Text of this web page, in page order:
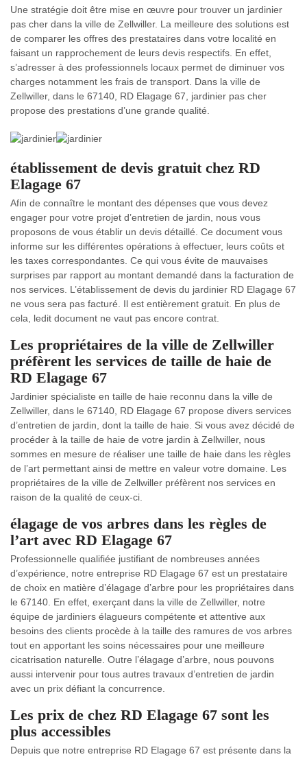
Une stratégie doit être mise en œuvre pour trouver un jardinier
pas cher dans la ville de Zellwiller. La meilleure des solutions est
de comparer les offres des prestataires dans votre localité en
faisant un rapprochement de leurs devis respectifs. En effet,
s’adresser à des professionnels locaux permet de diminuer vos
charges notamment les frais de transport. Dans la ville de
Zellwiller, dans le 67140, RD Elagage 67, jardinier pas cher
propose des prestations d’une grande qualité.
établissement de devis gratuit chez RD
Elagage 67
Afin de connaître le montant des dépenses que vous devez
engager pour votre projet d’entretien de jardin, nous vous
proposons de vous établir un devis détaillé. Ce document vous
informe sur les différentes opérations à effectuer, leurs coûts et
les taxes correspondantes. Ce qui vous évite de mauvaises
surprises par rapport au montant demandé dans la facturation de
nos services. L’établissement de devis du jardinier RD Elagage 67
ne vous sera pas facturé. Il est entièrement gratuit. En plus de
cela, ledit document ne vaut pas encore contrat.
Les propriétaires de la ville de Zellwiller
préfèrent les services de taille de haie de
RD Elagage 67
Jardinier spécialiste en taille de haie reconnu dans la ville de
Zellwiller, dans le 67140, RD Elagage 67 propose divers services
d’entretien de jardin, dont la taille de haie. Si vous avez décidé de
procéder à la taille de haie de votre jardin à Zellwiller, nous
sommes en mesure de réaliser une taille de haie dans les règles
de l’art permettant ainsi de mettre en valeur votre domaine. Les
propriétaires de la ville de Zellwiller préfèrent nos services en
raison de la qualité de ceux-ci.
élagage de vos arbres dans les règles de
l’art avec RD Elagage 67
Professionnelle qualifiée justifiant de nombreuses années
d’expérience, notre entreprise RD Elagage 67 est un prestataire
de choix en matière d’élagage d’arbre pour les propriétaires dans
le 67140. En effet, exerçant dans la ville de Zellwiller, notre
équipe de jardiniers élagueurs compétente et attentive aux
besoins des clients procède à la taille des ramures de vos arbres
tout en apportant les soins nécessaires pour une meilleure
cicatrisation naturelle. Outre l’élagage d’arbre, nous pouvons
aussi intervenir pour tous autres travaux d’entretien de jardin
avec un prix défiant la concurrence.
Les prix de chez RD Elagage 67 sont les
plus accessibles
Depuis que notre entreprise RD Elagage 67 est présente dans la